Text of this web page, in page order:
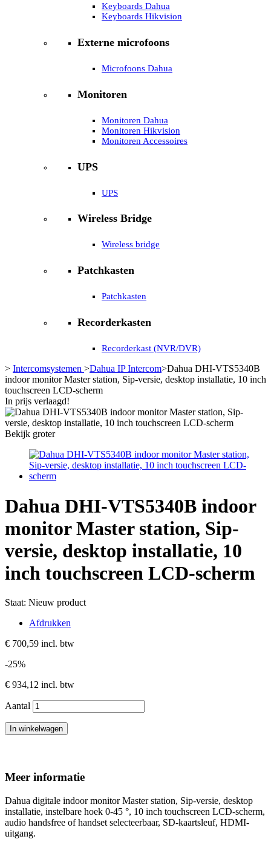
Keyboards Dahua
Keyboards Hikvision
Externe microfoons
Microfoons Dahua
Monitoren
Monitoren Dahua
Monitoren Hikvision
Monitoren Accessoires
UPS
UPS
Wireless Bridge
Wireless bridge
Patchkasten
Patchkasten
Recorderkasten
Recorderkast (NVR/DVR)
> Intercomsystemen >Dahua IP Intercom>Dahua DHI-VTS5340B
indoor monitor Master station, Sip-versie, desktop installatie, 10 inch
touchscreen LCD-scherm
In prijs verlaagd!
Bekijk groter
Dahua DHI-VTS5340B indoor
monitor Master station, Sip-
versie, desktop installatie, 10
inch touchscreen LCD-scherm
Staat: Nieuw product
Afdrukken
€ 700,59 incl. btw
-25%
€ 934,12 incl. btw
Aantal
In winkelwagen
Meer informatie
Dahua digitale indoor monitor Master station, Sip-versie, desktop
installatie, instelbare hoek 0-45 °, 10 inch touchscreen LCD-scherm,
audio handsfree of handset selecteerbaar, SD-kaartsleuf, HDMI-
uitgang.